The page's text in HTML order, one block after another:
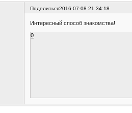
Поделиться2016-07-08 21:34:18
Интересный способ знакомства!
0